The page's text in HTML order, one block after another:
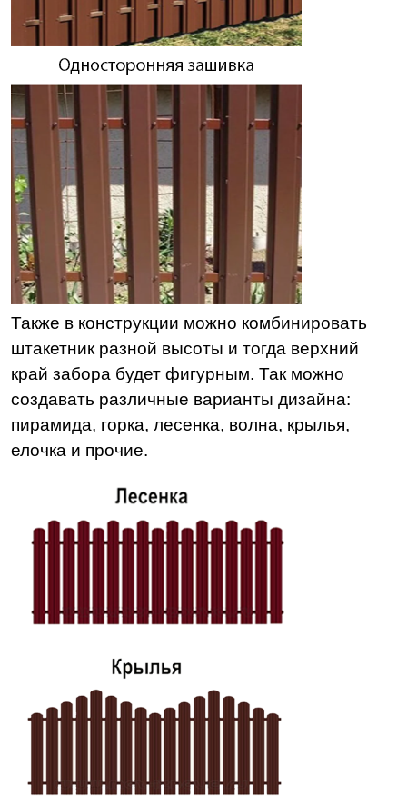
Также в конструкции можно комбинировать
штакетник разной высоты и тогда верхний
край забора будет фигурным. Так можно
создавать различные варианты дизайна:
пирамида, горка, лесенка, волна, крылья,
елочка и прочие.